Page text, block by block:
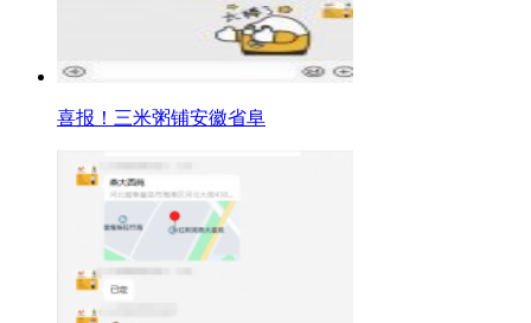
喜报！三米粥铺安徽省阜